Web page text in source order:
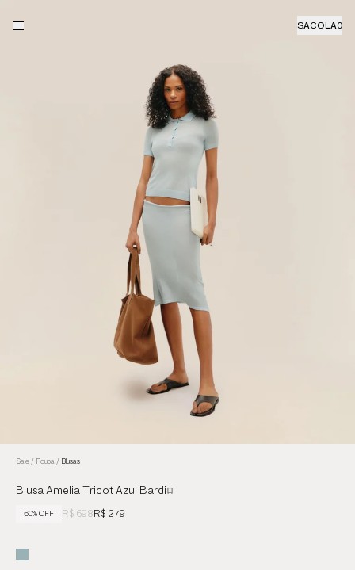
SACOLA0
Sale / Roupa / Blusas
Blusa Amelia Tricot Azul Bardi
60% OFF R$ 698R$ 279